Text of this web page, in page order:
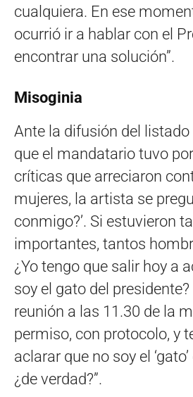
cualquiera. En ese
ocurrió ir a hablar con el
encontrar una solución”.
Misoginia
Ante la difusión del
que el mandatario tuvo
críticas que arreciaron
mujeres, la artista se
conmigo?’. Si estuvieron
importantes, tantos
¿Yo tengo que salir hoy a
soy el gato del
reunión a las 11.30 de la
permiso, con protocolo, y
aclarar que no soy el
¿de verdad?”.